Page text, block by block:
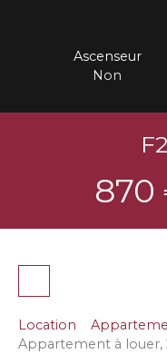
Ascenseur
Non
870
Location
Appartement à louer,